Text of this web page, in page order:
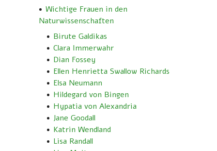
Wichtige Frauen in den
Naturwissenschaften
Birute Galdikas
Clara Immerwahr
Dian Fossey
Ellen Henrietta Swallow Richards
Elsa Neumann
Hildegard von Bingen
Hypatia von Alexandria
Jane Goodall
Katrin Wendland
Lisa Randall